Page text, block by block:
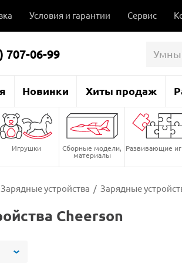
Условия и гарантии Сервис
707-06-99
Новинки Хиты продаж
Игрушки Сборные модели,
материалы
Развивающие
Зарядные устройства / Зарядные
Cheerson